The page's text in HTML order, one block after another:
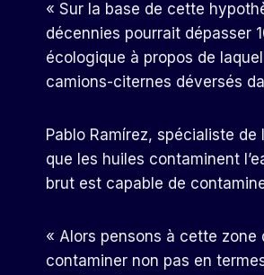
« Sur la base de cette
décennies pourrait dépasser
écologique à propos de
camions-citernes déversés
Pablo Ramírez, spécialiste
que les huiles contaminent
brut est capable de
« Alors pensons à cette
contaminer non pas en